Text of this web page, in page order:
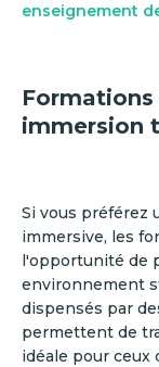
enseignement
immersion
Si vous préférez
immersive, les
l'opportunité de
environnement
dispensés par
permettent de
idéale pour